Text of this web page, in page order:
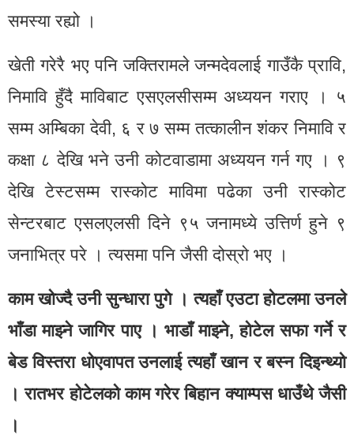
समस्या रह्यो ।
खेती गरेरै भए पनि जक्तिरामले जन्मदेवलाई गाउँकै प्रावि,
निमावि हुँदै माविबाट एसएलसीसम्म अध्ययन गराए । ५
सम्म अम्बिका देवी, ६ र ७ सम्म तत्कालीन शंकर निमावि र
कक्षा ८ देखि भने उनी कोटवाडामा अध्ययन गर्न गए । ९
देखि टेस्टसम्म रास्कोट माविमा पढेका उनी रास्कोट
सेन्टरबाट एसलएलसी दिने ९५ जनामध्ये उत्तिर्ण हुने ९
जनाभित्र परे । त्यसमा पनि जैसी दोस्रो भए ।
काम खोज्दै उनी सुन्धारा पुगे । त्यहाँ एउटा होटलमा उनले
भाँडा माझ्ने जागिर पाए । भाडाँ माझ्ने, होटेल सफा गर्ने र
बेड विस्तरा धोएवापत उनलाई त्यहाँ खान र बस्न दिइन्थ्यो
। रातभर होटेलको काम गरेर बिहान क्याम्पस धाउँथे जैसी
।